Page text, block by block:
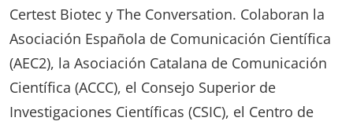
Certest Biotec y The Conversation. Colaboran la
Asociación Española de Comunicación Científica
(AEC2), la Asociación Catalana de Comunicación
Científica (ACCC), el Consejo Superior de
Investigaciones Científicas (CSIC), el Centro de